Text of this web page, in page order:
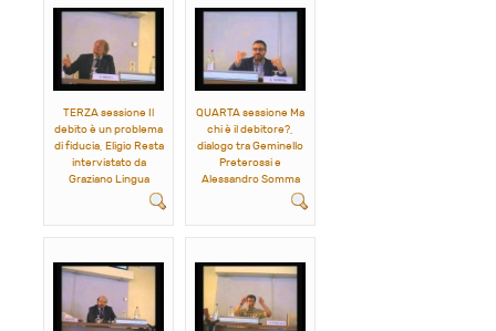
TERZA sessione Il
debito è un problema
di fiducia, Eligio Resta
intervistato da
Graziano Lingua
QUARTA sessione Ma
chi è il debitore?,
dialogo tra Geminello
Preterossi e
Alessandro Somma